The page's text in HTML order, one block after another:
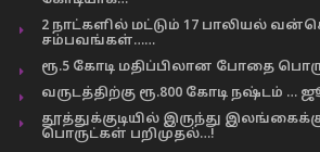
2 நாட்களில் மட்டும் 17 பாலியல்
சம்பவங்கள்……
ரூ.5 கோடி மதிப்பிலான போதை
வருடத்திற்கு ரூ.800 கோடி நஷ்டம் …
தூத்துக்குடியில் இருந்து
பொருட்கள் பறிமுதல்…!